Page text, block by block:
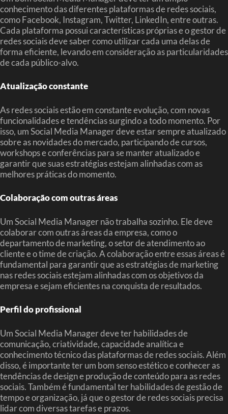
conhecimento das diferentes plataformas de redes sociais,
como Facebook, Instagram, Twitter, LinkedIn, entre outras.
Cada plataforma possui características próprias e o gestor de
redes sociais deve saber como utilizar cada uma delas de
forma eficiente, levando em consideração as particularidades
de cada público-alvo.
Atualização constante
As redes sociais estão em constante evolução, com novas
funcionalidades e tendências surgindo a todo momento. Por
isso, um Social Media Manager deve estar sempre atualizado
sobre as novidades do mercado, participando de cursos,
workshops e conferências para se manter atualizado e
garantir que suas estratégias estejam alinhadas com as
melhores práticas do momento.
Colaboração com outras áreas
Um Social Media Manager não trabalha sozinho. Ele deve
colaborar com outras áreas da empresa, como o
departamento de marketing, o setor de atendimento ao
cliente e o time de criação. A colaboração entre essas áreas é
fundamental para garantir que as estratégias de marketing
nas redes sociais estejam alinhadas com os objetivos da
empresa e sejam eficientes na conquista de resultados.
Perfil do profissional
Um Social Media Manager deve ter habilidades de
comunicação, criatividade, capacidade analítica e
conhecimento técnico das plataformas de redes sociais. Além
disso, é importante ter um bom senso estético e conhecer as
tendências de design e produção de conteúdo para as redes
sociais. Também é fundamental ter habilidades de gestão de
tempo e organização, já que o gestor de redes sociais precisa
lidar com diversas tarefas e prazos.